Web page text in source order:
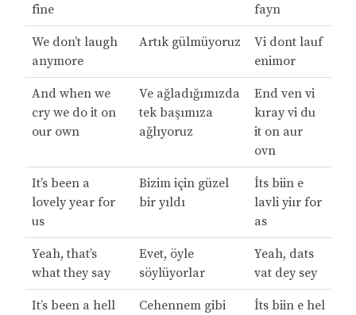
fine
fayn
We don’t laugh
anymore
Artık gülmüyoruz
Vi dont lauf
enimor
And when we
cry we do it on
our own
Ve ağladığımızda
tek başımıza
ağlıyoruz
End ven vi
kıray vi du
it on aur
ovn
It’s been a
lovely year for
us
Bizim için güzel
bir yıldı
İts biin e
lavli yiır for
as
Yeah, that’s
what they say
Evet, öyle
söylüyorlar
Yeah, dats
vat dey sey
It’s been a hell
Cehennem gibi
İts biin e hel